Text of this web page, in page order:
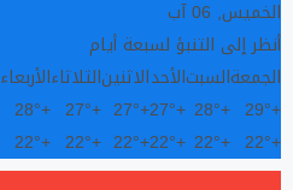
الخميس, 06 آب
أنظر إلى التنبؤ لسبعة أيام
الجمعةالسبتالأحدالاثنينالثلاثاءالأربعاء
+
29°
+
28°
+
27°
+
27°
+
27°
+
28°
+
22°
+
22°
+
22°
+
22°
+
22°
+
22°